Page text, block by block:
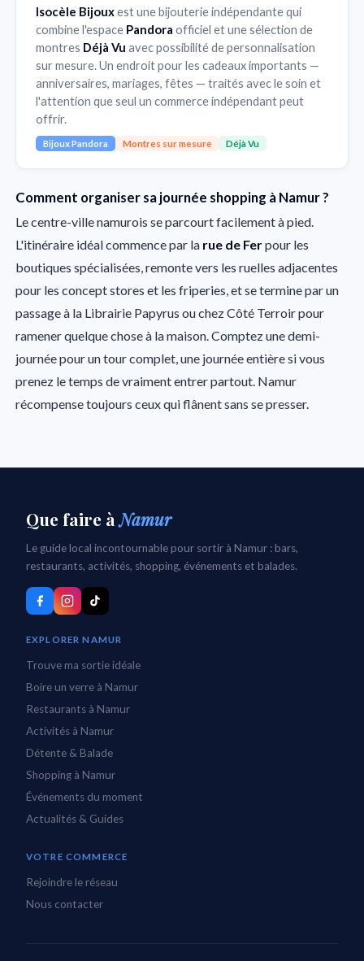
Isocèle Bijouxest une bijouterie indépendante qui
combine l'espace Pandora officiel et une sélection de
montres Déjà Vu avec possibilité de personnalisation
sur mesure. Un endroit pour les cadeaux importants —
anniversaires, mariages, fêtes — traités avec le soin et
l'attention que seul un commerce indépendant peut
offrir.
Bijoux Pandora Montres sur mesure Déjà Vu
Comment organiser sa journée shopping à Namur ?
Le centre-ville namurois se parcourt facilement à pied.
L'itinéraire idéal commence par la rue de Ferpour les
boutiques spécialisées, remonte vers les ruelles adjacentes
pour les concept stores et les friperies, et se termine par un
passage à la Librairie Papyrus ou chez Côté Terroir pour
ramener quelque chose à la maison. Comptez une demi-
journée pour un tour complet, une journée entière si vous
prenez le temps de vraiment entrer partout. Namur
récompense toujours ceux qui flânent sans se presser.
Que faire àNamur
Le guide local incontournable pour sortir à Namur : bars,
restaurants, activités, shopping, événements et balades.
EXPLORER NAMUR
Trouve ma sortie idéale
Boire un verre à Namur
Restaurants à Namur
Activités à Namur
Détente & Balade
Shopping à Namur
Événements du moment
Actualités & Guides
VOTRE COMMERCE
Rejoindre le réseau
Nous contacter